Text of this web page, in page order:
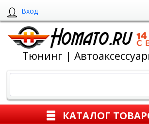
Вход
Тюнинг |
КАТАЛОГ